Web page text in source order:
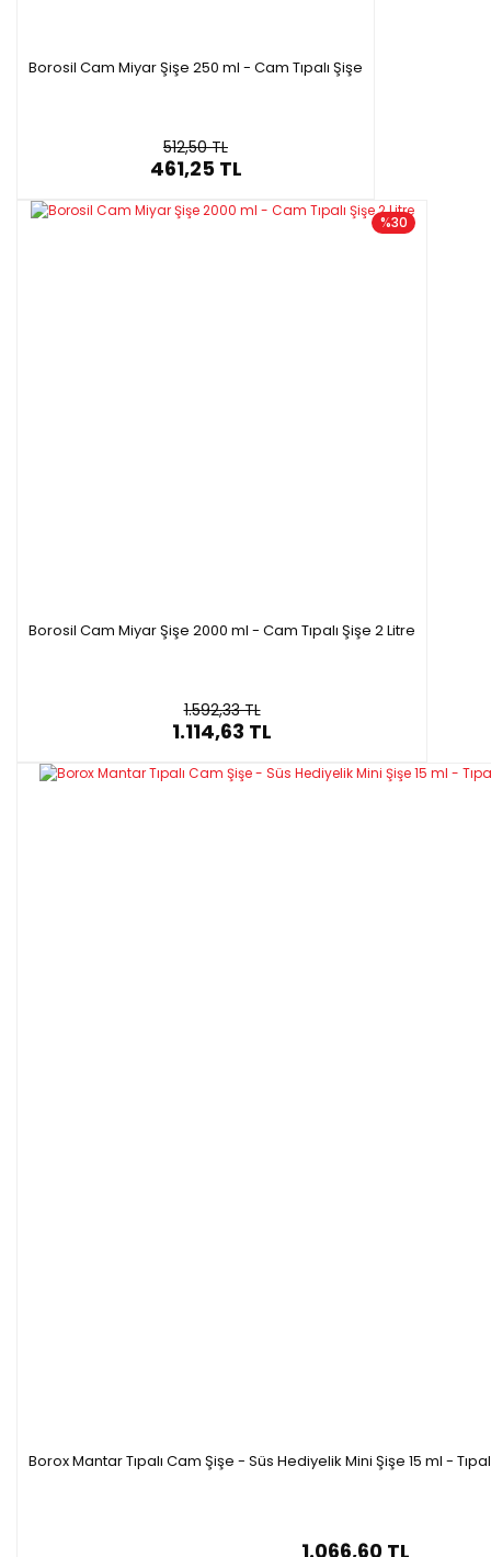
Borosil Cam Miyar Şişe 250 ml - Cam Tıpalı Şişe
512,50 TL
461,25 TL
%30
Borosil Cam Miyar Şişe 2000 ml - Cam Tıpalı Şişe 2 Litre
1.592,33 TL
1.114,63 TL
Borox Mantar Tıpalı Cam Şişe - Süs Hediyelik Mini Şişe 15 ml -
1.066,60 TL